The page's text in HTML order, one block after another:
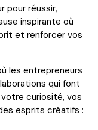
pour réussir,
inspirante où
et renforcer vos
les entrepreneurs
qui font
curiosité, vos
esprits créatifs :